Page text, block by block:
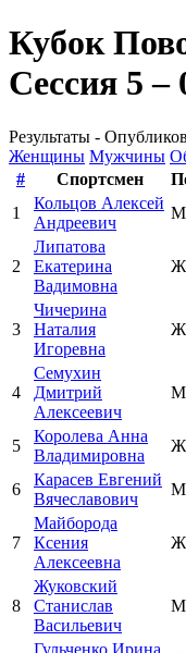
Кубок
Сессия 5 –
Результаты -
Женщины Мужчины
#
Спортсмен
1
Кольцов Алексей
Андреевич
М
2
Липатова
Екатерина
Вадимовна
Ж
3
Чичерина
Наталия
Игоревна
Ж
4
Семухин
Дмитрий
Алексеевич
М
5
Королева Анна
Владимировна
Ж
6
Карасев Евгений
Вячеславович
М
7
Майборода
Ксения
Алексеевна
Ж
8
Жуковский
Станислав
Васильевич
М
Гульченко Ирина